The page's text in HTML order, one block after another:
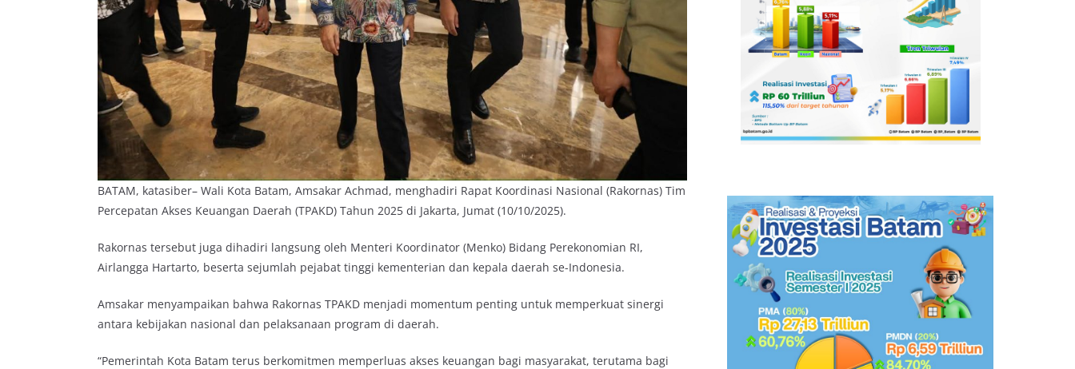
BATAM, katasiber– Wali Kota Batam, Amsakar Achmad, menghadiri Rapat Koordinasi Nasional (Rakornas) Tim
Percepatan Akses Keuangan Daerah (TPAKD) Tahun 2025 di Jakarta, Jumat (10/10/2025).
Rakornas tersebut juga dihadiri langsung oleh Menteri Koordinator (Menko) Bidang Perekonomian RI,
Airlangga Hartarto, beserta sejumlah pejabat tinggi kementerian dan kepala daerah se-Indonesia.
Amsakar menyampaikan bahwa Rakornas TPAKD menjadi momentum penting untuk memperkuat sinergi
antara kebijakan nasional dan pelaksanaan program di daerah.
“Pemerintah Kota Batam terus berkomitmen memperluas akses keuangan bagi masyarakat, terutama bagi